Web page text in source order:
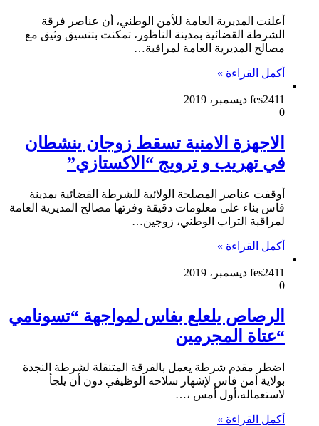
أعلنت المديرية العامة للأمن الوطني، أن عناصر فرقة
الشرطة القضائية بمدينة الناظور، تمكنت بتنسيق وثيق مع
مصالح المديرية العامة لمراقبة…
أكمل القراءة »
fes2411 ديسمبر، 2019
0
الاجهزة الامنية تسقط زوجان ينشطان
في تهريب و ترويج “الاكستازي”
أوقفت عناصر المصلحة الولائية للشرطة القضائية بمدينة
فاس بناء على معلومات دقيقة وفرتها مصالح المديرية العامة
لمراقبة التراب الوطني، زوجين…
أكمل القراءة »
fes2411 ديسمبر، 2019
0
الرصاص يلعلع بفاس لمواجهة “تسونامي
“عتاة المجرمين
اضطر مقدم شرطة يعمل بالفرقة المتنقلة لشرطة النجدة
بولاية أمن فاس لإشهار سلاحه الوظيفي دون أن يلجأ
لاستعماله،أول أمس ،…
أكمل القراءة »